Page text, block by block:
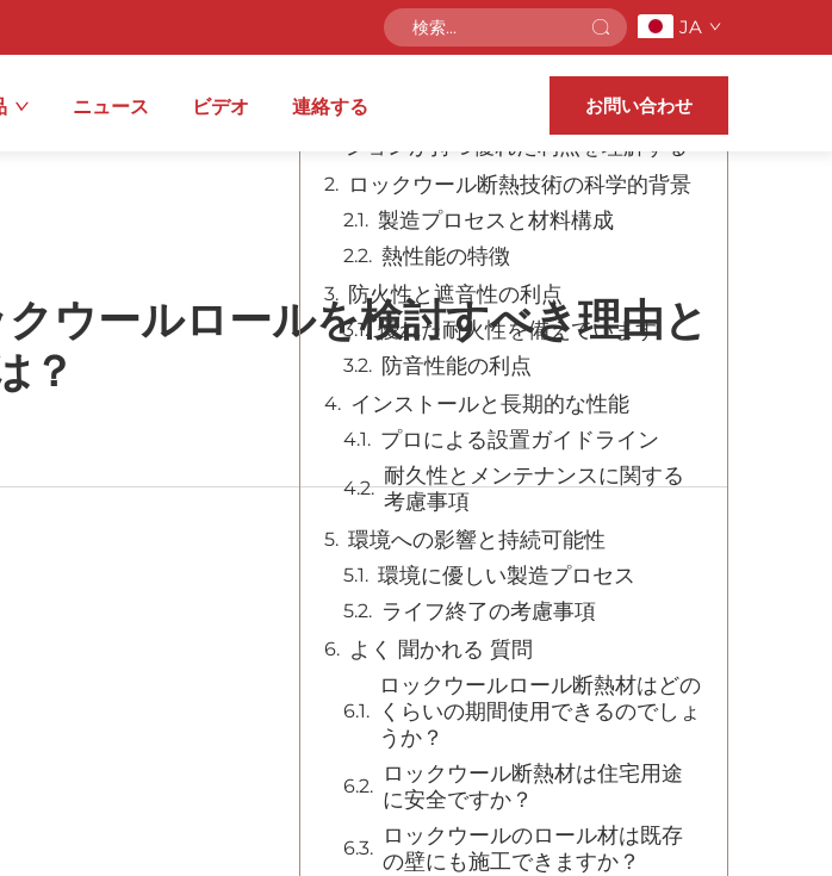
JA
ニュース ビデオ 連絡する お問い合わせ
ウールロールを検討すべき理由と
？
ミネラルファイバー断熱材ソリュー
ションが持つ優れた利点を理解する
ロックウール断熱技術の科学的背景
製造プロセスと材料構成
熱性能の特徴
防火性と遮音性の利点
優れた耐火性を備えています
防音性能の利点
インストールと長期的な性能
プロによる設置ガイドライン
耐久性とメンテナンスに関する
考慮事項
環境への影響と持続可能性
環境に優しい製造プロセス
ライフ終了の考慮事項
よく 聞かれる 質問
ロックウールロール断熱材はどの
くらいの期間使用できるのでしょ
うか？
ロックウール断熱材は住宅用途
に安全ですか？
ロックウールのロール材は既存
の壁にも施工できますか？